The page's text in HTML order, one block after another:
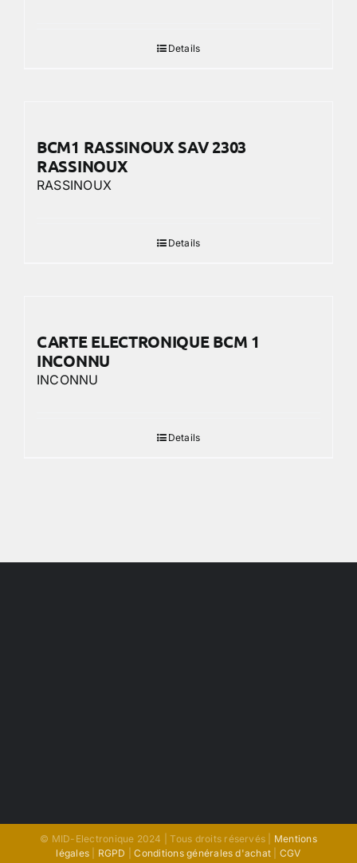
Details
BCM1 RASSINOUX SAV 2303
RASSINOUX
RASSINOUX
Details
CARTE ELECTRONIQUE BCM 1
INCONNU
INCONNU
Details
© MID-Electronique 2024 | Tous droits réservés | Mentions
légales
RGPD |Conditions générales d'achat CGV